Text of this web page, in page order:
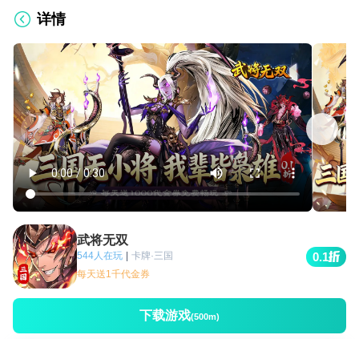
详情
武将无双
544人在玩 | 卡牌·三国
每天送1千代金券
0.1
下载游戏(500m)